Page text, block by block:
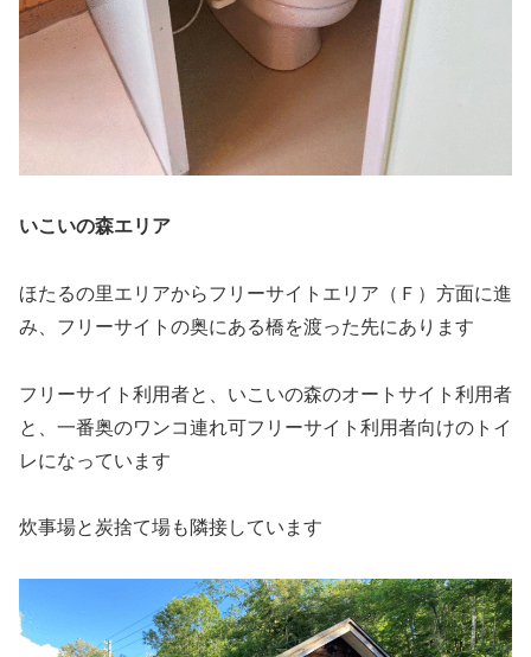
いこいの森エリア
ほたるの里エリアからフリーサイトエリア（Ｆ）方面に進
み、フリーサイトの奥にある橋を渡った先にあります
フリーサイト利用者と、いこいの森のオートサイト利用者
と、一番奥のワンコ連れ可フリーサイト利用者向けのトイ
レになっています
炊事場と炭捨て場も隣接しています